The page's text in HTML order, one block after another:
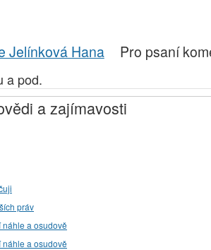
Jelínková Hana
Pro psaní
a pod.
a zajímavosti
práv
a osudově
a osudově